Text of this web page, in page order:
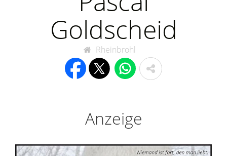
Goldscheid
Rheinbrohl
Anzeige